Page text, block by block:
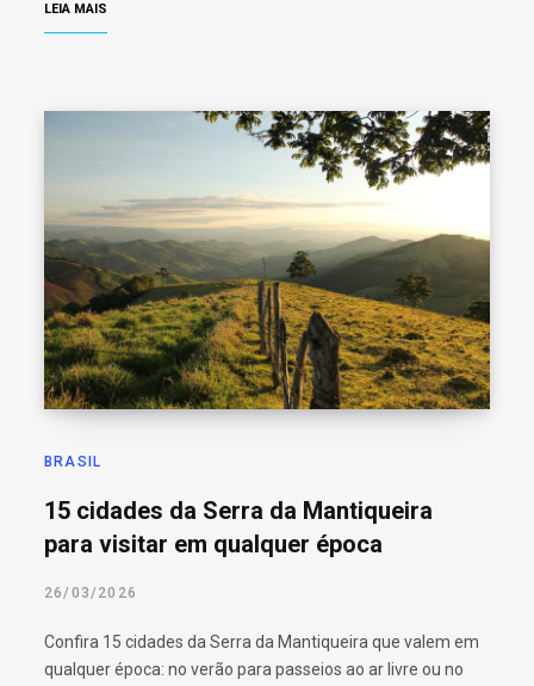
LEIA MAIS
BRASIL
15 cidades da Serra da Mantiqueira
para visitar em qualquer época
26/03/2026
Confira 15 cidades da Serra da Mantiqueira que valem em
qualquer época: no verão para passeios ao ar livre ou no